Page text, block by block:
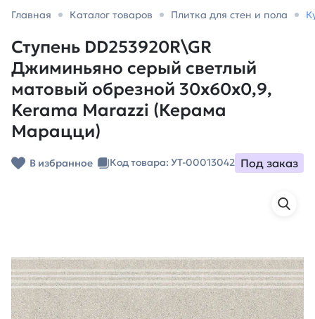
Главная Каталог товаров Плитка для стен и пола
Ступень DD253920R\GR
Джиминьяно серый светлый
матовый обрезной 30x60x0,9,
Kerama Marazzi (Керама
Марацци)
В избранное Код товара: УТ-00013042 Под заказ